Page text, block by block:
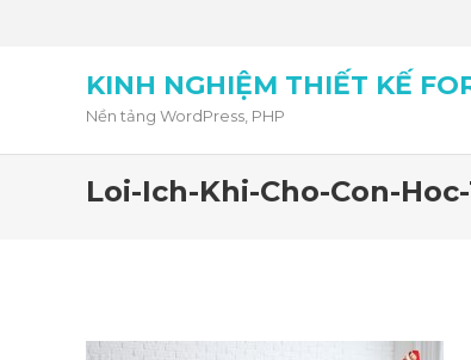
KINH NGHIỆM THIẾT KẾ
Nền tảng WordPress, PHP
Loi-Ich-Khi-Cho-Con-